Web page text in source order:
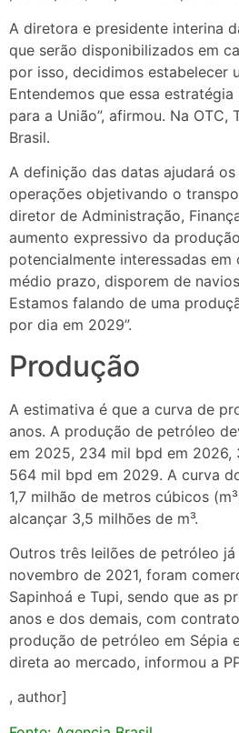
A diretora e presidente interina
que serão disponibilizados em
por isso, decidimos estabelecer
Entendemos que essa
para a União”, afirmou. Na
Brasil.
A definição das datas ajudará
operações objetivando o
diretor de Administração,
aumento expressivo da
potencialmente interessadas
médio prazo, disporem de
Estamos falando de uma
por dia em 2029”.
Produção
A estimativa é que a curva de
anos. A produção de petróleo
em 2025, 234 mil bpd em 2026,
564 mil bpd em 2029. A curva
1,7 milhão de metros cúbicos
alcançar 3,5 milhões de m³.
Outros três leilões de petróleo
novembro de 2021, foram
Sapinhoá e Tupi, sendo que as
anos e dos demais, com
produção de petróleo em Sépia
direta ao mercado, informou a
, author]